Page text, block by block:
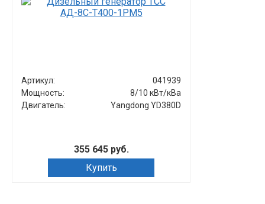
Артикул:
041939
Мощность:
8/10 кВт/кВа
Двигатель:
Yangdong YD380D
355 645 руб.
Купить